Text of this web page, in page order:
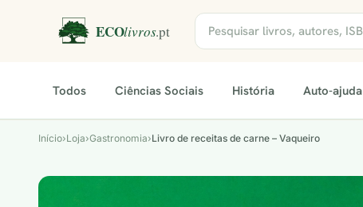
Todos Ciências Sociais História Auto-ajuda
Início›Loja›Gastronomia›Livro de receitas de carne – Vaqueiro